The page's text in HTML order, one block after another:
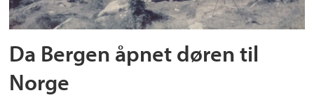
Da Bergen åpnet døren til
Norge